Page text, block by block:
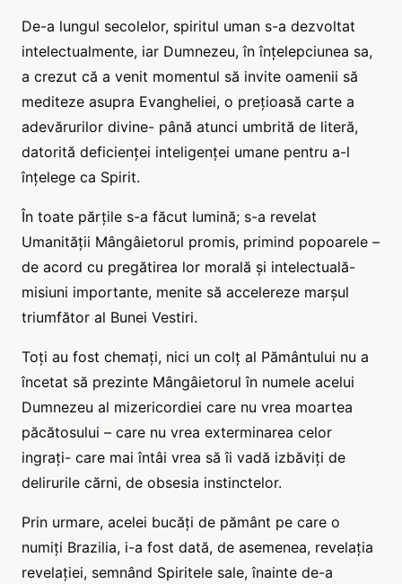
De-a lungul secolelor, spiritul uman s-a dezvoltat
intelectualmente, iar Dumnezeu, în înțelepciunea sa,
a crezut că a venit momentul să invite oamenii să
mediteze asupra Evangheliei, o prețioasă carte a
adevărurilor divine- până atunci umbrită de literă,
datorită deficienței inteligenței umane pentru a-l
înțelege ca Spirit.
În toate părțile s-a făcut lumină; s-a revelat
Umanității Mângâietorul promis, primind popoarele –
de acord cu pregătirea lor morală și intelectuală-
misiuni importante, menite să accelereze marșul
triumfător al Bunei Vestiri.
Toți au fost chemați, nici un colț al Pământului nu a
încetat să prezinte Mângâietorul în numele acelui
Dumnezeu al mizericordiei care nu vrea moartea
păcătosului – care nu vrea exterminarea celor
ingrați- care mai întâi vrea să îi vadă izbăviți de
delirurile cărni, de obsesia instinctelor.
Prin urmare, acelei bucăți de pământ pe care o
numiți Brazilia, i-a fost dată, de asemenea, revelația
revelației, semnând Spiritele sale, înainte de-a